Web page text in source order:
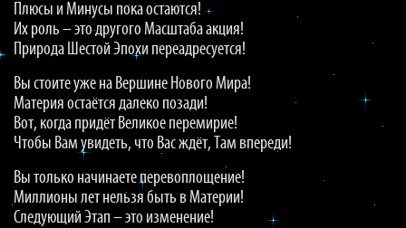
Плюсы и Минусы пока остаются!
Их роль – это другого Масштаба акция!
Природа Шестой Эпохи переадресуется!
Вы стоите уже на Вершине Нового Мира!
Материя остаётся далеко позади!
Вот, когда придёт Великое перемирие!
Чтобы Вам увидеть, что Вас ждёт, Там впереди!
Вы только начинаете перевоплощение!
Миллионы лет нельзя быть в Материи!
Следующий Этап – это изменение!